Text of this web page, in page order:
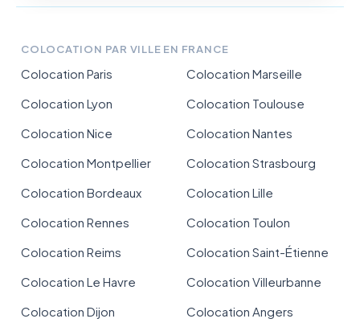
COLOCATION PAR VILLE EN FRANCE
Colocation Paris
Colocation Marseille
Colocation Lyon
Colocation Toulouse
Colocation Nice
Colocation Nantes
Colocation Montpellier
Colocation Strasbourg
Colocation Bordeaux
Colocation Lille
Colocation Rennes
Colocation Toulon
Colocation Reims
Colocation Saint-Étienne
Colocation Le Havre
Colocation Villeurbanne
Colocation Dijon
Colocation Angers